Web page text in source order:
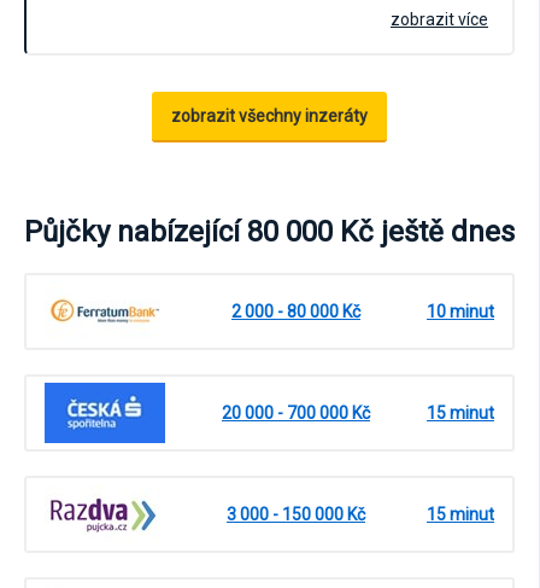
zobrazit více
zobrazit všechny inzeráty
Půjčky nabízející 80 000 Kč ještě dnes
2 000 - 80 000 Kč 10 minut
20 000 - 700 000 Kč 15 minut
3 000 - 150 000 Kč 15 minut